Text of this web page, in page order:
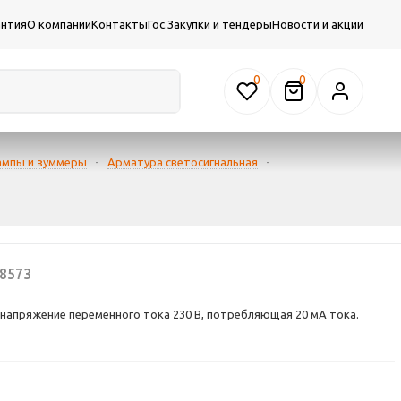
О компанииКонтактыГос.Закупки и тендерыНовости и акции
0
и зуммеры - Арматура светосигнальная
-
переменного тока 230 В, потребляющая 20 мА тока.